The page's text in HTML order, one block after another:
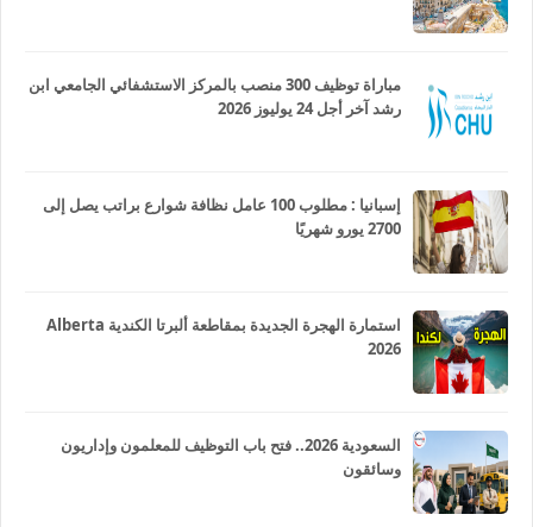
مباراة توظيف 300 منصب بالمركز الاستشفائي الجامعي ابن
رشد آخر أجل 24 يوليوز 2026
إسبانيا : مطلوب 100 عامل نظافة شوارع براتب يصل إلى
2700 يورو شهريًا
استمارة الهجرة الجديدة بمقاطعة ألبرتا الكندية Alberta
2026
السعودية 2026.. فتح باب التوظيف للمعلمون وإداريون
وسائقون